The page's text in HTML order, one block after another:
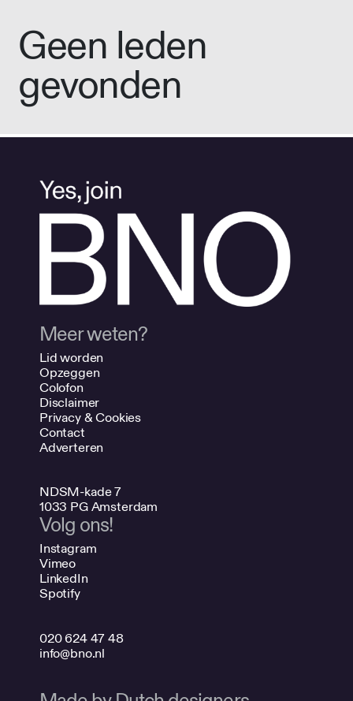
Geen leden
gevonden
Meer weten?
Lid worden
Opzeggen
Colofon
Disclaimer
Privacy & Cookies
Contact
Adverteren
NDSM-kade 7
1033 PG Amsterdam
Volg ons!
Instagram
Vimeo
LinkedIn
Spotify
020 624 47 48
info@bno.nl